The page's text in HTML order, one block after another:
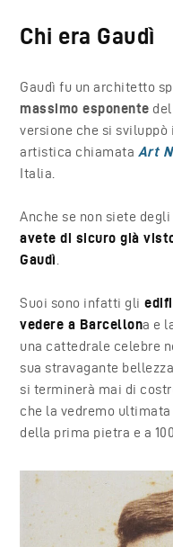
Chi era Gaudì
Gaudì fu un architetto
massimo esponente del
versione che si sviluppò
artistica chiamata Art
Italia.
Anche se non siete
avete di sicuro già
Gaudì
Suoi sono infatti gli
vedere a Barcellona e
una cattedrale celebre
sua stravagante
si terminerà mai di
che la vedremo ultimata
della prima pietra e a